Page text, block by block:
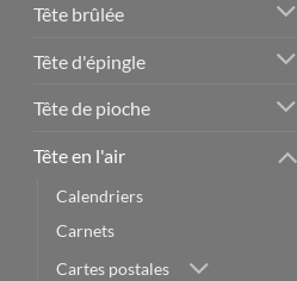
Tête brûlée
Tête d'épingle
Tête de pioche
Tête en l'air
Calendriers
Carnets
Cartes postales